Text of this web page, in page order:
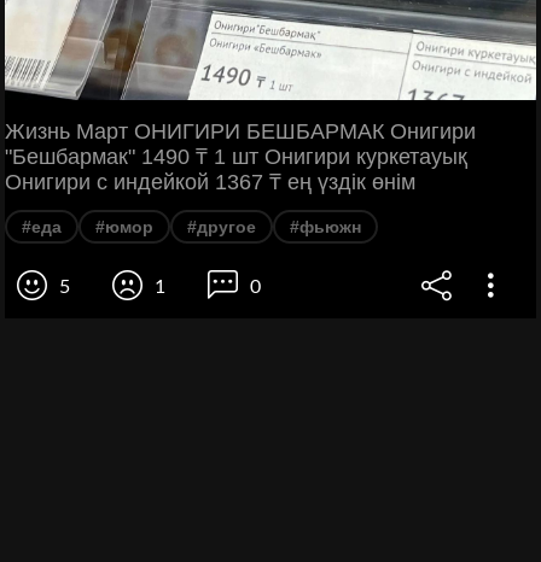
Жизнь Март ОНИГИРИ БЕШБАРМАК Онигири
"Бешбармак" 1490 ₸ 1 шт Онигири куркетауық
Онигири с индейкой 1367 ₸ ең үздік өнім
#еда #юмор #другое #фьюжн
5 1 0